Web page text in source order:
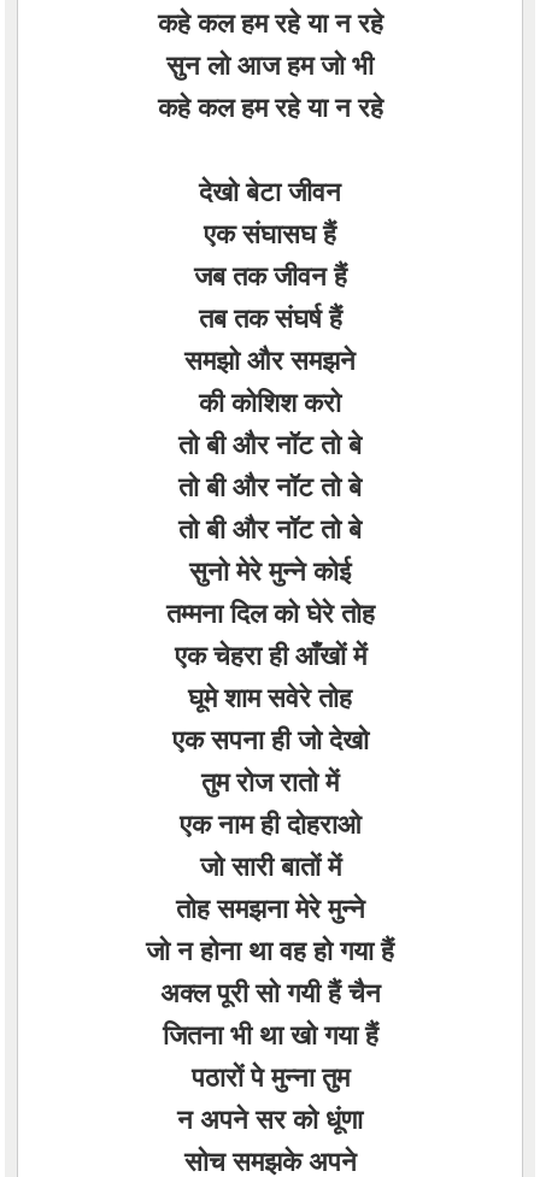
कहे कल हम रहे या न रहे
सुन लो आज हम जो भी
कहे कल हम रहे या न रहे
देखो बेटा जीवन
एक संघासघ हैं
जब तक जीवन हैं
तब तक संघर्ष हैं
समझो और समझने
की कोशिश करो
तो बी और नॉट तो बे
तो बी और नॉट तो बे
तो बी और नॉट तो बे
सुनो मेरे मुन्ने कोई
तम्मना दिल को घेरे तोह
एक चेहरा ही आँखों में
घूमे शाम सवेरे तोह
एक सपना ही जो देखो
तुम रोज रातो में
एक नाम ही दोहराओ
जो सारी बातों में
तोह समझना मेरे मुन्ने
जो न होना था वह हो गया हैं
अक्ल पूरी सो गयी हैं चैन
जितना भी था खो गया हैं
पठारों पे मुन्ना तुम
न अपने सर को धूंणा
सोच समझके अपने